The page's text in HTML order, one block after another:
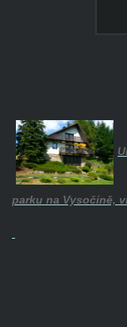
parku na Vysočině,